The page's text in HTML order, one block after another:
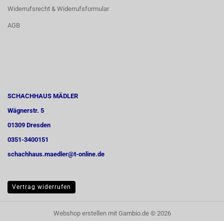
Widerrufsrecht & Widerrufsformular
AGB
SCHACHHAUS MÄDLER
Wägnerstr. 5
01309 Dresden
0351-3400151
schachhaus.maedler@t-online.de
Vertrag widerrufen
Webshop erstellenmit Gambio.de © 2026